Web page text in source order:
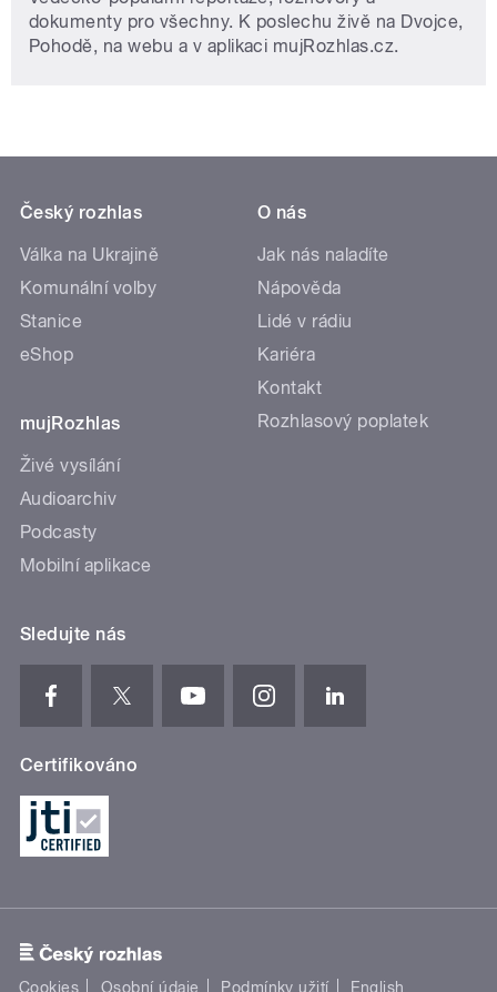
dokumenty pro všechny. K poslechu živě na Dvojce,
Pohodě, na webu a v aplikaci mujRozhlas.cz.
Český rozhlas
Válka na Ukrajině
Komunální volby
Stanice
eShop
mujRozhlas
Živé vysílání
Audioarchiv
Podcasty
Mobilní aplikace
O nás
Jak nás naladíte
Nápověda
Lidé v rádiu
Kariéra
Kontakt
Rozhlasový poplatek
Sledujte nás
Certifikováno
Cookies Osobní údaje Podmínky užití English